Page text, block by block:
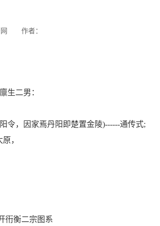
作者：
生二男：
令，因家焉丹阳即楚置金陵)------通传式;
，
衎衡二宗图系